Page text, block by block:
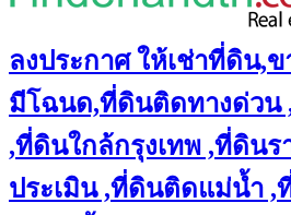
ลงประกาศ ให้เช่าที่ดิน,
มีโฉนด,ที่ดินติดทางด่วน
,ที่ดินใกล้กรุงเทพ ,ที่ดินร
ประเมิน ,ที่ดินติดแม่น้ำ ,